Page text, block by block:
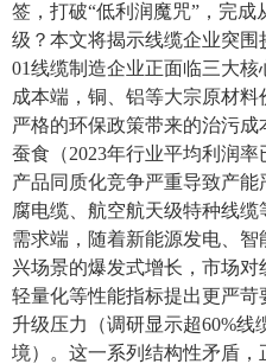
签，打破“低利润魔咒”，完成
级？本文将揭示线缆企业突围
01线缆制造企业正面临三大核
成本端，铜、铝等大宗原材
严格的环保政策带来的治污
蚕食（2023年行业平均利润
产品同质化竞争严重导致产
腐电缆、航空航天级特种线缆
需求端，随着新能源发电、
兴场景的爆发式增长，市场对
轻量化等性能指标提出更严
升级压力（调研显示超60%线
境）。这一系列结构性矛盾